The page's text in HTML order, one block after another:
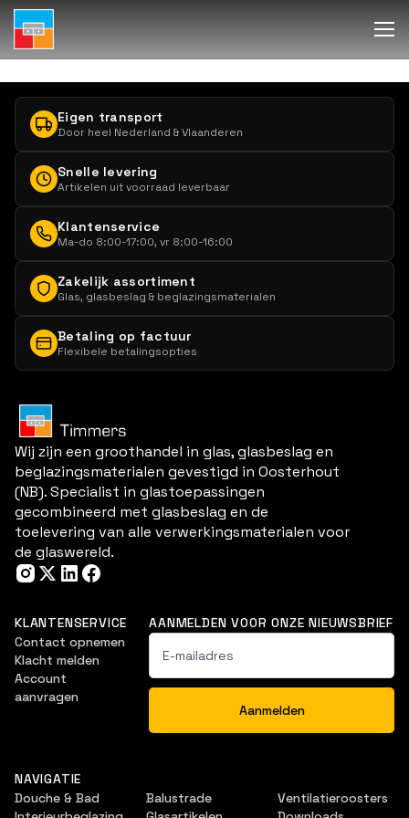
Eigen transport
Door heel Nederland & Vlaanderen
Snelle levering
Artikelen uit voorraad leverbaar
Klantenservice
Ma-do 8:00-17:00, vr 8:00-16:00
Zakelijk assortiment
Glas, glasbeslag & beglazingsmaterialen
Betaling op factuur
Flexibele betalingsopties
Wij zijn een groothandel in glas, glasbeslag en
beglazingsmaterialen gevestigd in Oosterhout
(NB). Specialist in glastoepassingen
gecombineerd met glasbeslag en de
toelevering van alle verwerkingsmaterialen voor
de glaswereld.
KLANTENSERVICE
Contact opnemen
Klacht melden
Account
aanvragen
AANMELDEN VOOR ONZE NIEUWSBRIEF
NAVIGATIE
Douche & Bad
Balustrade
Ventilatieroosters